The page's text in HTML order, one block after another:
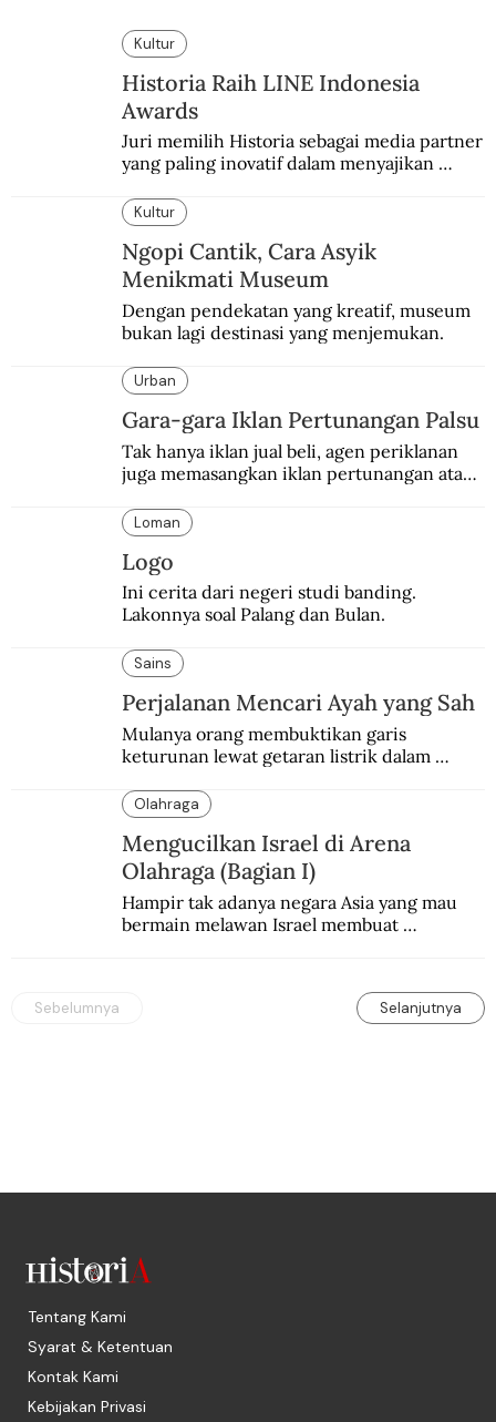
Kultur
Historia Raih LINE Indonesia
Awards
Juri memilih Historia sebagai media partner
yang paling inovatif dalam menyajikan
Kultur
Ngopi Cantik, Cara Asyik
Menikmati Museum
Dengan pendekatan yang kreatif, museum
bukan lagi destinasi yang menjemukan.
Urban
Gara-gara Iklan Pertunangan Palsu
Tak hanya iklan jual beli, agen periklanan
juga memasangkan iklan pertunangan atau
memasang iklan pertunangan palsu.
Loman
Logo
Ini cerita dari negeri studi banding.
Lakonnya soal Palang dan Bulan.
Sains
Perjalanan Mencari Ayah yang Sah
Mulanya orang membuktikan garis
keturunan lewat getaran listrik dalam
Olahraga
Mengucilkan Israel di Arena
Olahraga (Bagian I)
Hampir tak adanya negara Asia yang mau
bermain melawan Israel membuat
Sebelumnya Selanjutnya
Tentang Kami
Syarat & Ketentuan
Kontak Kami
Kebijakan Privasi